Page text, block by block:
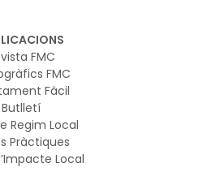
FMC
FMC
Fàcil
Butlletí
Regim Local
Pràctiques
Local